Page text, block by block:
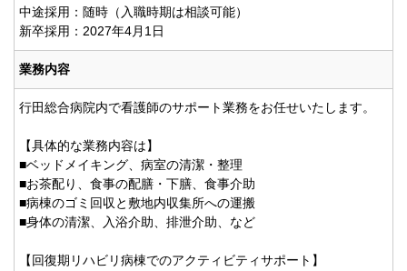
中途採用：随時（入職時期は相談可能）
新卒採用：2027年4月1日
業務内容
行田総合病院内で看護師のサポート業務をお任せいたします。
【具体的な業務内容は】
■ベッドメイキング、病室の清潔・整理
■お茶配り、食事の配膳・下膳、食事介助
■病棟のゴミ回収と敷地内収集所への運搬
■身体の清潔、入浴介助、排泄介助、など
【回復期リハビリ病棟でのアクティビティサポート】